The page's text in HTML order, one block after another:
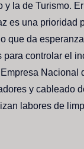
la de Turismo.
es una prioridad
que da
controlar el
Nacional
y cableado
labores de